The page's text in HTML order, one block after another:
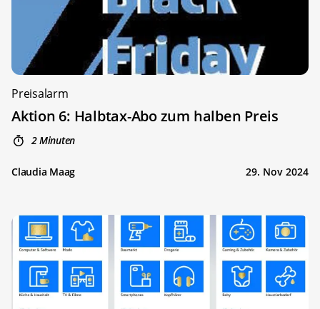
Preisalarm
Aktion 6: Halbtax-Abo zum halben Preis
2 Minuten
Claudia Maag 29. Nov 2024